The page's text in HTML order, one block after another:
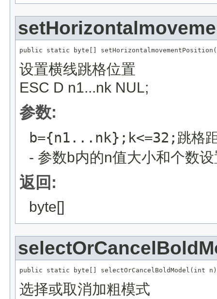
public static byte[]
设置横线跳格位置
ESC D n1...nk NUL;
参数:
b={n1...nk};k<=32;跳格距
- 参数b内的n值大小和个数
返回:
byte[]
public static byte[] selectOrCancelBoldModel(int n)
选择或取消加粗模式